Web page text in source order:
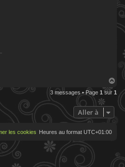
u
3 messages • Page 1 sur 1
Aller à
Heures au format UTC+01:00
les cookies